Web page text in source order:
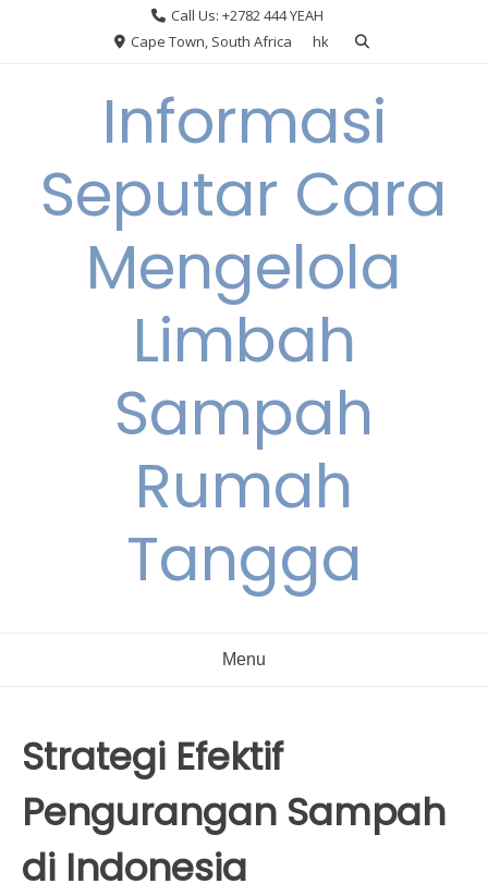
Call Us: +2782 444 YEAH
Cape Town, South Africa
hk
Informasi
Seputar Cara
Mengelola
Limbah
Sampah
Rumah
Tangga
Menu
Strategi Efektif
Pengurangan Sampah
di Indonesia